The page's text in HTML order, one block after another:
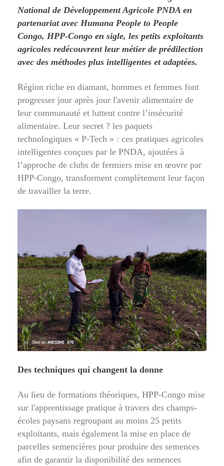
National de Développement Agricole PNDA en
partenariat avec Humana People to People
Congo, HPP-Congo en sigle, les petits exploitants
agricoles redécouvrent leur métier de prédilection
avec des méthodes plus intelligentes et adaptées.
Région riche en diamant, hommes et femmes font
progresser jour après jour l'avenir alimentaire de
leur communauté et luttent contre l’insécurité
alimentaire. Leur secret ? les paquets
technologiques « P-Tech » : ces pratiques agricoles
intelligentes conçues par le PNDA, ajoutées à
l’approche de clubs de fermiers mise en œuvre par
HPP-Congo, transforment complètement leur façon
de travailler la terre.
Des techniques qui changent la donne
Au lieu de formations théoriques, HPP-Congo mise
sur l'apprentissage pratique à travers des champs-
écoles paysans regroupant au moins 25 petits
exploitants, mais également la mise en place de
parcelles semencières pour produire des semences
afin de garantir la disponibilité des semences